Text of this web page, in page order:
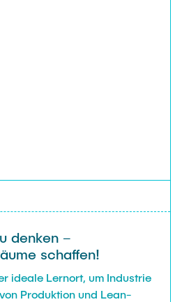
denken –
schaffen!
ideale Lernort, um Industrie
Produktion und Lean-